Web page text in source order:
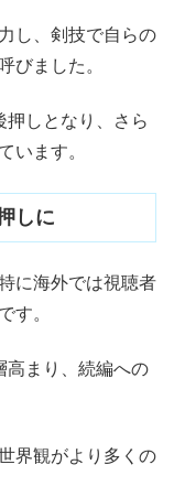
し、剣技で自らの
びました。
押しとなり、さら
います。
しに
に海外では視聴者
す。
高まり、続編への
界観がより多くの